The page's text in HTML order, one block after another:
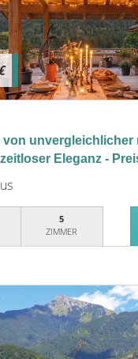
von unvergleichlicher
Eleganz -
5
ZIMMER